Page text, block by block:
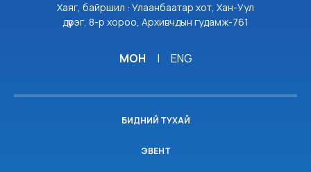
Хаяг, байршил : Улаанбаатар хот, Хан-Уул
дүүрэг, 8-р хороо, Архивчдын гудамж-761
МОН | ENG
БИДНИЙ ТУХАЙ
ЭВЕНТ